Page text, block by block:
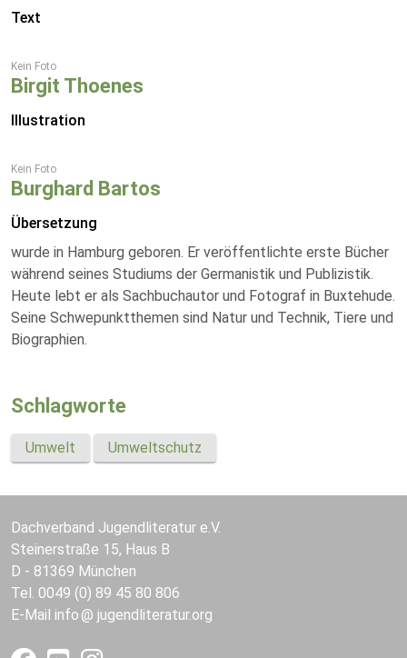
Text
Kein Foto
Birgit Thoenes
Illustration
Kein Foto
Burghard Bartos
Übersetzung
wurde in Hamburg geboren. Er veröffentlichte erste Bücher
während seines Studiums der Germanistik und Publizistik.
Heute lebt er als Sachbuchautor und Fotograf in Buxtehude.
Seine Schwepunktthemen sind Natur und Technik, Tiere und
Biographien.
Schlagworte
Umwelt Umweltschutz
Dachverband Jugendliteratur e.V.
Steinerstraße 15, Haus B
D - 81369 München
Tel. 0049 (0) 89 45 80 806
E-Mail info jugendliteratur.org